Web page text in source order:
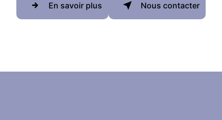
En savoir plus Nous contacter